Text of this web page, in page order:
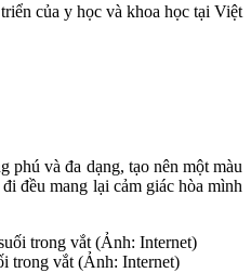
của y học và khoa học tại Việt
và đa dạng, tạo nên một màu
đều mang lại cảm giác hòa mình
trong vắt (Ảnh: Internet)